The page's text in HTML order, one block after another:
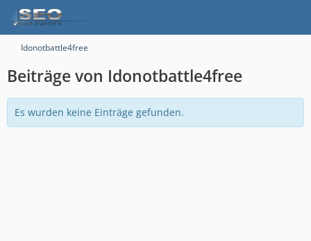
Idonotbattle4free
Beiträge von Idonotbattle4free
Es wurden keine Einträge gefunden.